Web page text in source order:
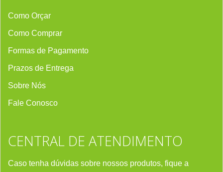
Como Orçar
Como Comprar
Formas de Pagamento
Prazos de Entrega
Sobre Nós
Fale Conosco
CENTRAL DE ATENDIMENTO
Caso tenha dúvidas sobre nossos produtos, fique a